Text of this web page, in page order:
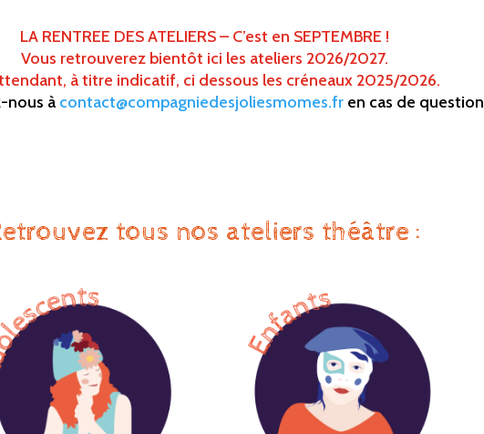
LA RENTREE DES ATELIERS – C’est en SEPTEMBRE !
Vous retrouverez bientôt ici les ateliers 2026/2027.
à titre indicatif, ci dessous les créneaux 2025/2026.
nous à contact@compagniedesjoliesmomes.fren cas de question
tous nos ateliers théâtre :